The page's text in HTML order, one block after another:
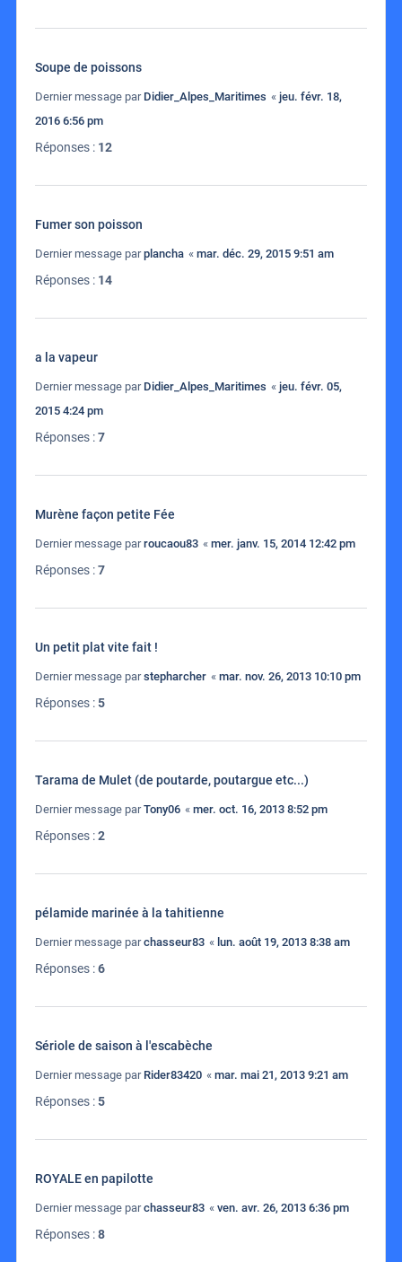
Soupe de poissons
Dernier message par Didier_Alpes_Maritimes « jeu. févr. 18,
2016 6:56 pm
Réponses : 12
Fumer son poisson
Dernier message parplancha « mar. déc. 29, 2015 9:51 am
Réponses : 14
a la vapeur
Dernier message par Didier_Alpes_Maritimes « jeu. févr. 05,
2015 4:24 pm
Réponses :7
Murène façon petite Fée
Dernier message parroucaou83 « mer. janv. 15, 2014 12:42 pm
Réponses :7
Un petit plat vite fait !
Dernier message parstepharcher « mar. nov. 26, 2013 10:10 pm
Réponses :5
Tarama de Mulet (de poutarde, poutargue etc...)
Dernier message parTony06 « mer. oct. 16, 2013 8:52 pm
Réponses :2
pélamide marinée à la tahitienne
Dernier message parchasseur83 « lun. août 19, 2013 8:38 am
Réponses :6
Sériole de saison à l'escabèche
Dernier message par Rider83420 « mar. mai 21, 2013 9:21 am
Réponses :5
ROYALE en papilotte
Dernier message parchasseur83 « ven. avr. 26, 2013 6:36 pm
Réponses :8